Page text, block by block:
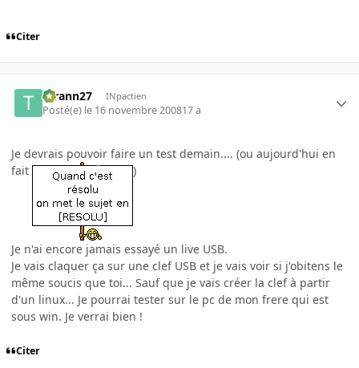
Citer
tyrann27 INpactien
Posté(e) le 16 novembre 200817 a
Je devrais pouvoir faire un test demain.... (ou aujourd'hui en
fait
)
Je n'ai encore jamais essayé un live USB.
Je vais claquer ça sur une clef USB et je vais voir si j'obitens le
même soucis que toi... Sauf que je vais créer la clef à partir
d'un linux... Je pourrai tester sur le pc de mon frere qui est
sous win. Je verrai bien !
Citer